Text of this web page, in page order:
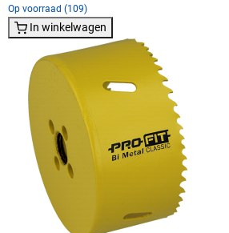
Op voorraad (109)
In winkelwagen